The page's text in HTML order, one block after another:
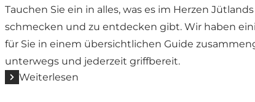
Tauchen Sie ein in alles, was es im Herzen
schmecken und zu entdecken gibt. Wir haben
für Sie in einem übersichtlichen Guide
unterwegs und jederzeit griffbereit.
Weiterlesen